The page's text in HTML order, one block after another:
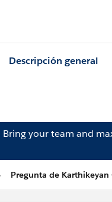
Descripción general
Bring your team and
Pregunta de Karthikeyan